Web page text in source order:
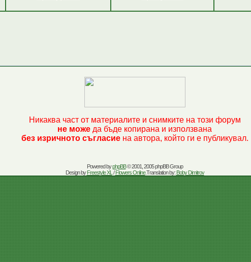
Никаква част от материалите и снимките на този форум
не може да бъде копирана и използвана
без изричното съгласиена автора, който ги е публикувал.
Powered byphpBB© 2001, 2005 phpBB Group
Design byFreestyle XL /Flowers Online.Translation by: Boby Dimitrov